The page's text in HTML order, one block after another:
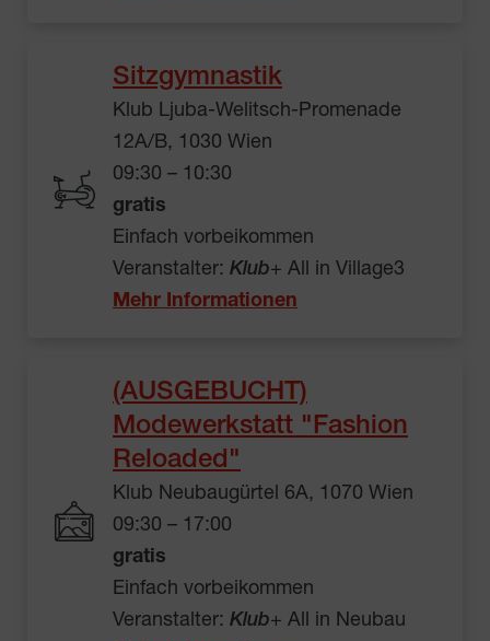
Sitzgymnastik
Klub Ljuba-Welitsch-Promenade
12A/B, 1030 Wien
09:30 – 10:30
gratis
Einfach vorbeikommen
Veranstalter: Klub+ All in Village3
Mehr Informationen
(AUSGEBUCHT)
Modewerkstatt "Fashion
Reloaded"
Klub Neubaugürtel 6A, 1070 Wien
09:30 – 17:00
gratis
Einfach vorbeikommen
Veranstalter: Klub+ All in Neubau